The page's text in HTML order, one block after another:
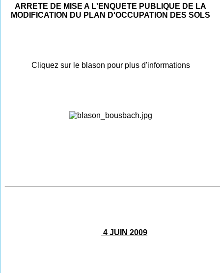
ARRETE DE MISE A L'ENQUETE PUBLIQUE DE LA
MODIFICATION DU PLAN D'OCCUPATION DES SOLS
Cliquez sur le blason pour plus d'informations
4 JUIN 2009